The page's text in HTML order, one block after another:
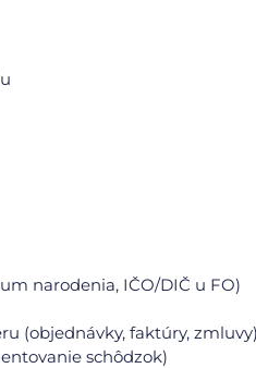
narodenia, IČO/DIČ u FO)
(objednávky, faktúry, zmluvy)
schôdzok)